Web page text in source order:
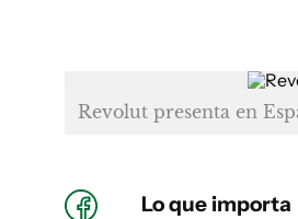
Revolut presenta en
Lo que importa